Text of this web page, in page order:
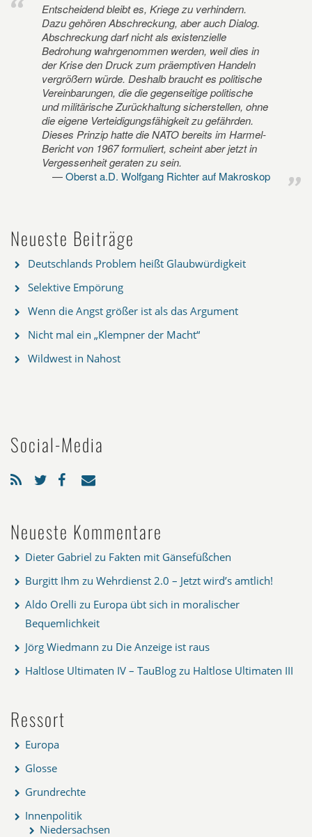
Entscheidend bleibt es, Kriege zu verhindern.
Dazu gehören Abschreckung, aber auch Dialog.
Abschreckung darf nicht als existenzielle
Bedrohung wahrgenommen werden, weil dies in
der Krise den Druck zum präemptiven Handeln
vergrößern würde. Deshalb braucht es politische
Vereinbarungen, die die gegenseitige politische
und militärische Zurückhaltung sicherstellen, ohne
die eigene Verteidigungsfähigkeit zu gefährden.
Dieses Prinzip hatte die NATO bereits im Harmel-
Bericht von 1967 formuliert, scheint aber jetzt in
Vergessenheit geraten zu sein.
Oberst a.D. Wolfgang Richter auf Makroskop
Neueste Beiträge
Deutschlands Problem heißt Glaubwürdigkeit
Selektive Empörung
Wenn die Angst größer ist als das Argument
Nicht mal ein „Klempner der Macht“
Wildwest in Nahost
Social-Media
Neueste Kommentare
Dieter Gabriel zu Fakten mit Gänsefüßchen
Burgitt Ihm zu Wehrdienst 2.0 – Jetzt wird’s amtlich!
Aldo Orelli zu Europa übt sich in moralischer
Bequemlichkeit
Jörg Wiedmann zu Die Anzeige ist raus
Haltlose Ultimaten IV – TauBlog zu Haltlose Ultimaten III
Ressort
Europa
Glosse
Grundrechte
Innenpolitik
Niedersachsen